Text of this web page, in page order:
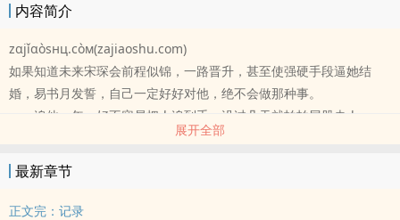
内容简介
zαjǐαòsнц.còм(zajiaoshu.com)
如果知道未来宋琛会前程似锦，一路晋升，甚至使强硬手段逼她结
婚，易书月发誓，自己一定好好对他，绝不会做那种事。
——追他一年，好不容易把人追到手，没过几天就拍拍屁股走人。
婚后，宋琛展现出和冷漠表象截然不同的态度，每次上床都会撞到最
深处，易书月哭得满脸是泪，男人充耳不闻，撞得更深，唇瓣贴着她
耳朵：“易书月，还敢跑吗？”
“……”
展开全部
最新章节
正文完：记录